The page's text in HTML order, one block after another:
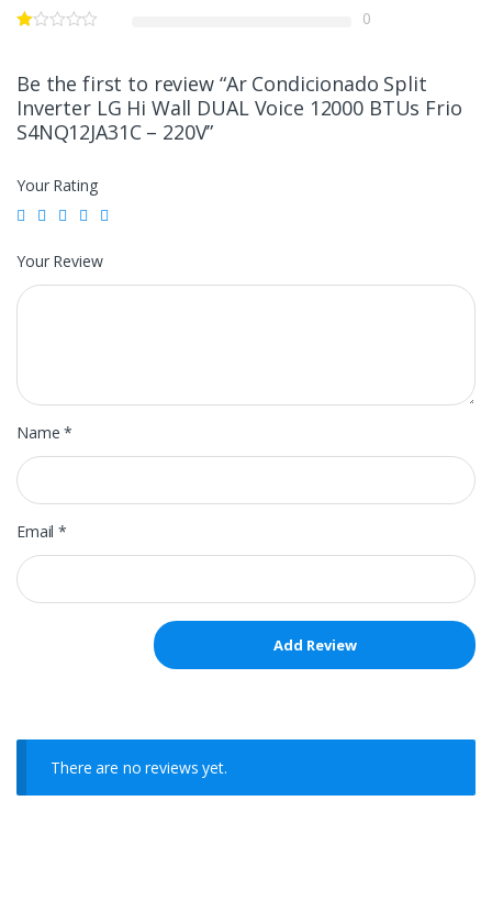
0
Be the first to review “Ar Condicionado Split
Inverter LG Hi Wall DUAL Voice 12000 BTUs Frio
S4NQ12JA31C – 220V”
Your Rating
Your Review
Name*
Email*
There are no reviews yet.